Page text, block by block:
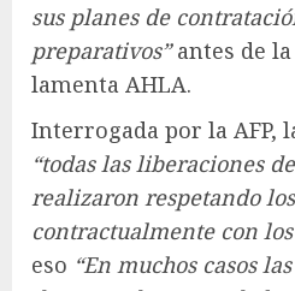
sus planes de
preparativos”antes de
lamenta AHLA.
Interrogada por la AFP,
“todas las liberaciones
realizaron respetando
contractualmente con
eso “En muchos casos